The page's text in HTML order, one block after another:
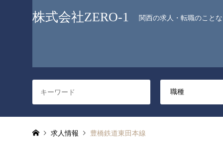
株式会社ZERO-1 関西の求人・転職のこと
求人情報 豊橋鉄道東田本線